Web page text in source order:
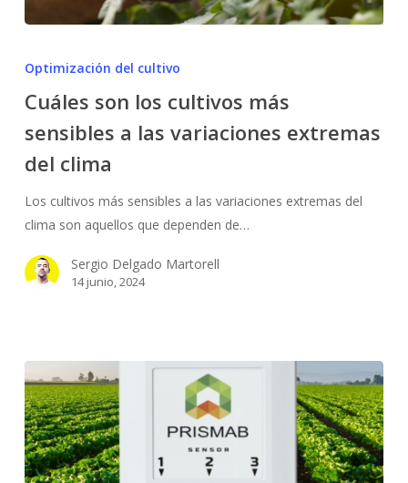
cultivos
más
sensibles
a
las
variaciones
del
Optimización del cultivo
Cuáles son los cultivos más
sensibles a las variaciones extremas
del clima
Los cultivos más sensibles a las variaciones extremas del
clima son aquellos que dependen de…
Sergio Delgado Martorell
14 junio, 2024